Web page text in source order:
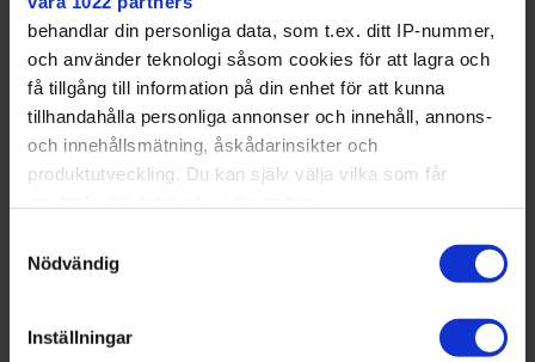
behandlar din personliga data, som t.ex. ditt IP-nummer,
och använder teknologi såsom cookies för att lagra och
få tillgång till information på din enhet för att kunna
tillhandahålla personliga annonser och innehåll, annons-
och innehållsmätning, åskådarinsikter och
produktutveckling. Du kan själv välja vilka som får
Med din tillåtelse skulle vi även vilja:
som kan ha en noggrannhet på upp till flera meter
Identifiera din enhet genom att aktivt skanna den
Nödvändig
Inställningar